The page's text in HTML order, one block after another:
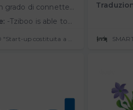
•Tziboo è in grado di connettere i produttori al mercato mondiale dell’e-commerce e ai marketplaces favorendo la disintermediazione e quindi consentendo la vendita al giusto prezzo.••Tziboo gestisce in maniera aut…
-Tziboo is able toconnect manufacturers to the global e-commerce marketplace and marketplaces by facilitating disintermediationand thus enabling sales at the right price.--Tziboo manages product, sales, inventory and customer data an…
TZIBOO "Start-up costituita a norma dell'art. 4, comma 10 bis, del decreto legge 24 gennaio 2015, n. 3"